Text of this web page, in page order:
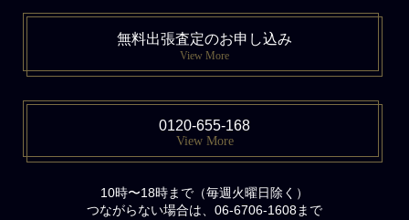
無料出張査定のお申し込み
View More
0120-655-168
View More
10時〜18時まで（毎週火曜日除く）
つながらない場合は、06-6706-1608まで